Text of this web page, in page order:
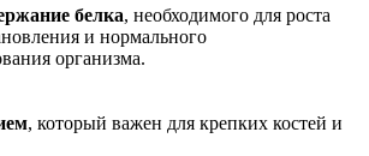
белка, необходимого для роста
и нормального
организма.
, который важен для крепких костей и